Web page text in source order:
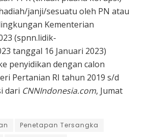
janji/sesuatu oleh PN atau
Kementerian
(spnn.lidik-
tanggal 16 Januari 2023)
penyidikan dengan calon
Pertanian RI tahun 2019 s/d
dari CNNIndonesia.com, Jumat
Penetapan Tersangka